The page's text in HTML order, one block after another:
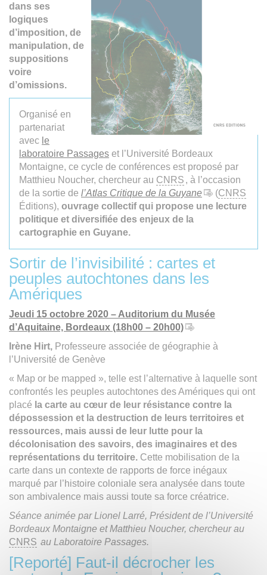
dans ses
logiques
d’imposition, de
manipulation, de
suppositions
voire
d’omissions.
Organisé en
partenariat
avec le
laboratoire Passages et l’Université Bordeaux
Montaigne, ce cycle de conférences est proposé par
Matthieu Noucher, chercheur au CNRS , à l’occasion
de la sortie de l’Atlas Critique de la Guyane (CNRS
Éditions), ouvrage collectif qui propose une lecture
politique et diversifiée des enjeux de la
cartographie en Guyane.
Sortir de l’invisibilité : cartes et
peuples autochtones dans les
Amériques
Jeudi 15 octobre 2020 – Auditorium du Musée
d’Aquitaine, Bordeaux (18h00 – 20h00)
Irène Hirt, Professeure associée de géographie à
l’Université de Genève
« Map or be mapped », telle est l’alternative à laquelle sont
confrontés les peuples autochtones des Amériques qui ont
placé la carte au cœur de leur résistance contre la
dépossession et la destruction de leurs territoires et
ressources, mais aussi de leur lutte pour la
décolonisation des savoirs, des imaginaires et des
représentations du territoire. Cette mobilisation de la
carte dans un contexte de rapports de force inégaux
marqué par l’histoire coloniale sera analysée dans toute
son ambivalence mais aussi toute sa force créatrice.
Séance animée par Lionel Larré, Président de l’Université
Bordeaux Montaigne et Matthieu Noucher, chercheur au
CNRS au Laboratoire Passages.
[Reporté] Faut-il décrocher les